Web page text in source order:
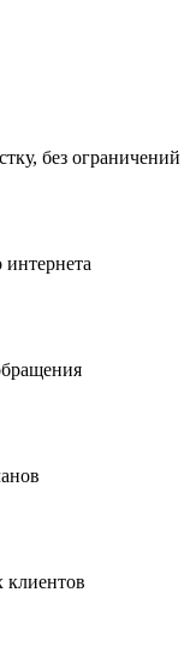
без ограничений
интернета
клиентов